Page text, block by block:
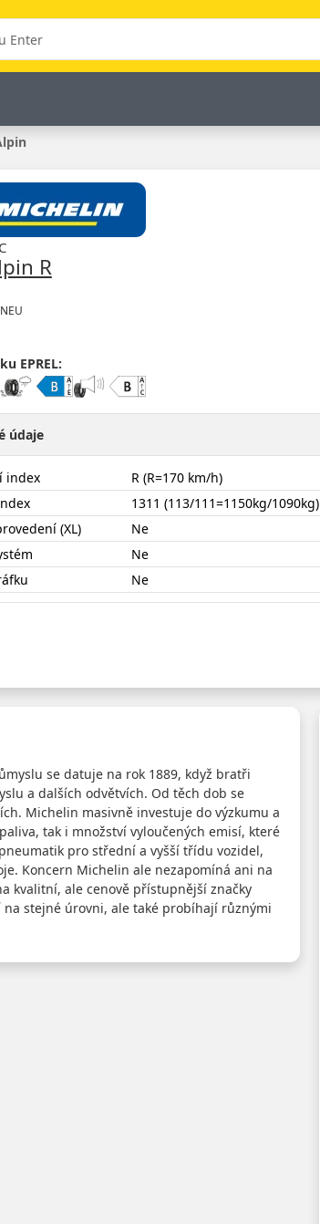
R
EPREL:
údaje
index
R (R=170 km/h)
1311 (113/111=1150kg/1090kg)
(XL)
Ne
Ne
Ne
se datuje na rok 1889, když bratři
a dalších odvětvích. Od těch dob se
Michelin masivně investuje do výzkumu a
tak i množství vyloučených emisí, které
pro střední a vyšší třídu vozidel,
Koncern Michelin ale nezapomíná ani na
kvalitní, ale cenově přístupnější značky
na stejné úrovni, ale také probíhají různými